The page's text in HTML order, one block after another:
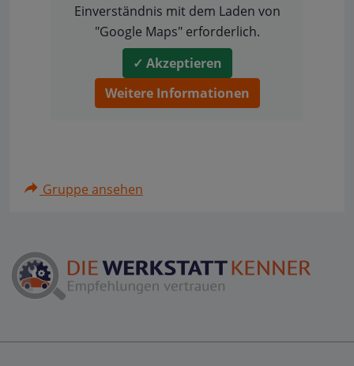
Einverständnis mit dem Laden von
"Google Maps" erforderlich.
✓ Akzeptieren
Weitere Informationen
Gruppe ansehen